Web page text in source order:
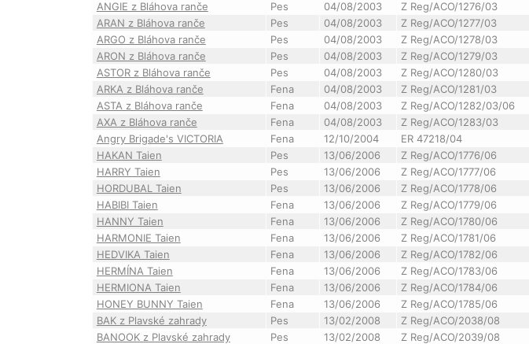
ANGIE z Bláhova ranče
Pes 04/08/2003 Z Reg/ACO/1276/03
ARAN z Bláhova ranče
Pes 04/08/2003 Z Reg/ACO/1277/03
ARGO z Bláhova ranče
Pes 04/08/2003 Z Reg/ACO/1278/03
ARON z Bláhova ranče
Pes 04/08/2003 Z Reg/ACO/1279/03
ASTOR z Bláhova ranče
Pes 04/08/2003 Z Reg/ACO/1280/03
ARKA z Bláhova ranče
Fena 04/08/2003 Z Reg/ACO/1281/03
ASTA z Bláhova ranče
Fena 04/08/2003 Z Reg/ACO/1282/03/06
AXA z Bláhova ranče
Fena 04/08/2003 Z Reg/ACO/1283/03
Angry Brigade's VICTORIA
Fena 12/10/2004 ER 47218/04
HAKAN Taien
Pes 13/06/2006 Z Reg/ACO/1776/06
HARRY Taien
Pes 13/06/2006 Z Reg/ACO/1777/06
HORDUBAL Taien
Pes 13/06/2006 Z Reg/ACO/1778/06
HABIBI Taien
Fena 13/06/2006 Z Reg/ACO/1779/06
HANNY Taien
Fena 13/06/2006 Z Reg/ACO/1780/06
HARMONIE Taien
Fena 13/06/2006 Z Reg/ACO/1781/06
HEDVIKA Taien
Fena 13/06/2006 Z Reg/ACO/1782/06
HERMÍNA Taien
Fena 13/06/2006 Z Reg/ACO/1783/06
HERMIONA Taien
Fena 13/06/2006 Z Reg/ACO/1784/06
HONEY BUNNY Taien
Fena 13/06/2006 Z Reg/ACO/1785/06
BAK z Plavské zahrady
Pes 13/02/2008 Z Reg/ACO/2038/08
BANOOK z Plavské zahrady
Pes 13/02/2008 Z Reg/ACO/2039/08